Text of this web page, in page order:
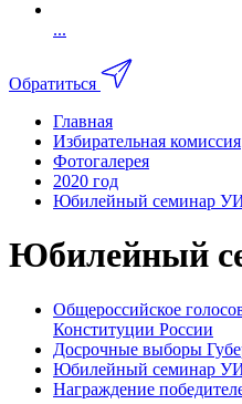
...
Обратиться
Главная
Избирательная комиссия
Фотогалерея
2020 год
Юбилейный семинар
Юбилейный
Общероссийское
Конституции России
Досрочные выборы
Юбилейный семинар
Награждение